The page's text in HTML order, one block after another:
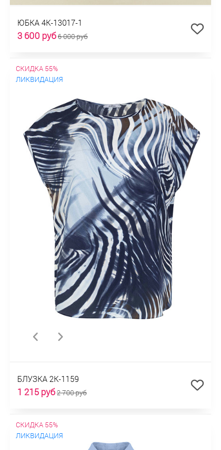
ЮБКА 4К-13017-1
3 600 руб6 000 руб
СКИДКА 55%
ЛИКВИДАЦИЯ
БЛУЗКА 2К-1159
1 215 руб2 700 руб
СКИДКА 55%
ЛИКВИДАЦИЯ